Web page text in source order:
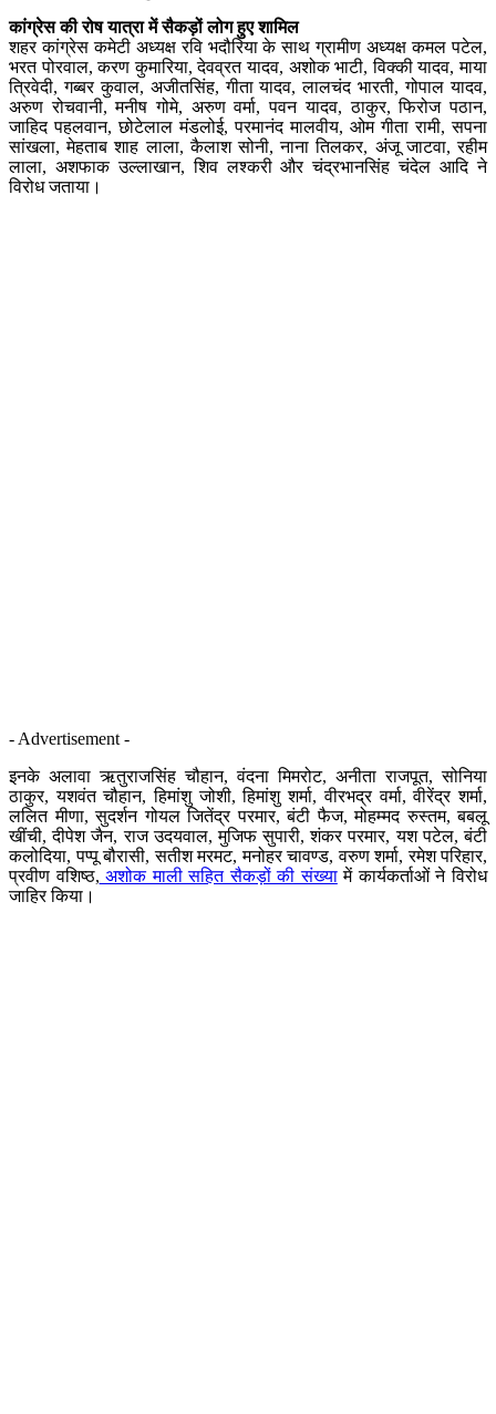
कांग्रेस की रोष यात्रा में सैकड़ों लोग हुए शामिल
शहर कांग्रेस कमेटी अध्यक्ष रवि भदौरिया के साथ ग्रामीण अध्यक्ष कमल पटेल,
भरत पोरवाल, करण कुमारिया, देवव्रत यादव, अशोक भाटी, विक्की यादव, माया
त्रिवेदी, गब्बर कुवाल, अजीतसिंह, गीता यादव, लालचंद भारती, गोपाल यादव,
अरुण रोचवानी, मनीष गोमे, अरुण वर्मा, पवन यादव, ठाकुर, फिरोज पठान,
जाहिद पहलवान, छोटेलाल मंडलोई, परमानंद मालवीय, ओम गीता रामी, सपना
सांखला, मेहताब शाह लाला, कैलाश सोनी, नाना तिलकर, अंजू जाटवा, रहीम
लाला, अशफाक उल्लाखान, शिव लश्करी और चंद्रभानसिंह चंदेल आदि ने
विरोध जताया।
- Advertisement -
इनके अलावा ऋतुराजसिंह चौहान, वंदना मिमरोट, अनीता राजपूत, सोनिया
ठाकुर, यशवंत चौहान, हिमांशु जोशी, हिमांशु शर्मा, वीरभद्र वर्मा, वीरेंद्र शर्मा,
ललित मीणा, सुदर्शन गोयल जितेंद्र परमार, बंटी फैज, मोहम्मद रुस्तम, बबलू
खींची, दीपेश जैन, राज उदयवाल, मुजिफ सुपारी, शंकर परमार, यश पटेल, बंटी
कलोदिया, पप्पू बौरासी, सतीश मरमट, मनोहर चावण्ड, वरुण शर्मा, रमेश परिहार,
प्रवीण वशिष्ठ, अशोक माली सहित सैकड़ों की संख्यामें कार्यकर्ताओं ने विरोध
जाहिर किया।